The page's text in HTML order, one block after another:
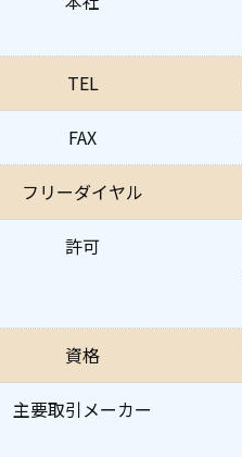
TEL
FAX
フリーダイヤル
許可
資格
主要取引メーカー